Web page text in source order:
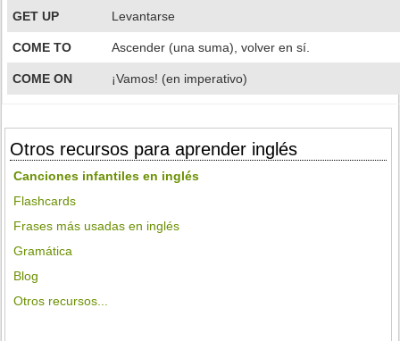
GET UP Levantarse
COME TO Ascender (una suma), volver en sí.
COME ON ¡Vamos! (en imperativo)
Otros recursos para aprender inglés
Canciones infantiles en inglés
Flashcards
Frases más usadas en inglés
Gramática
Blog
Otros recursos...